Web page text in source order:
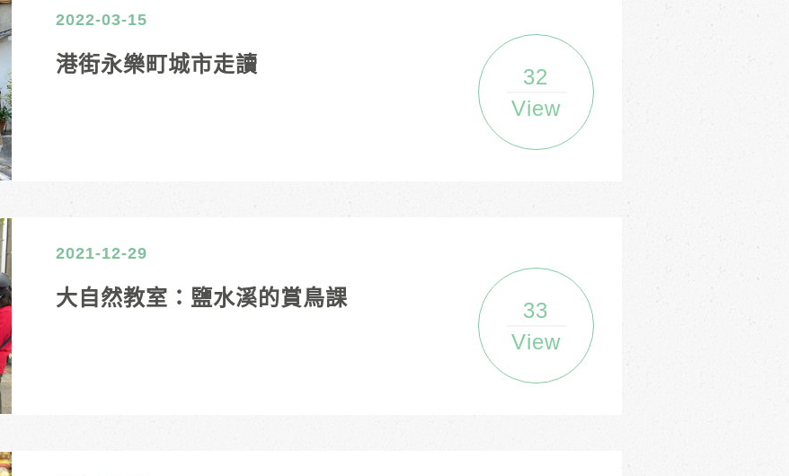
2022-03-15
港街永樂町城市走讀
32
View
2021-12-29
大自然教室：鹽水溪的賞鳥課
33
View